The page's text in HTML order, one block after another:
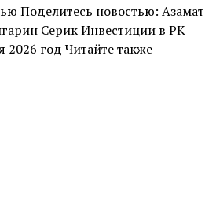
Поделитесь новостью: Азамат
Серик Инвестиции в РК
год Читайте также